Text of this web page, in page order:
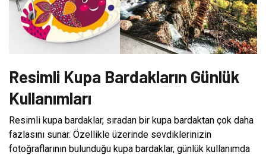
Resimli Kupa Bardakların Günlük
Kullanımları
Resimli kupa bardaklar, sıradan bir kupa bardaktan çok daha
fazlasını sunar. Özellikle üzerinde sevdiklerinizin
fotoğraflarının bulunduğu kupa bardaklar, günlük kullanımda